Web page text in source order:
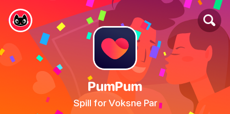
PumPum
Spill for Voksne Par